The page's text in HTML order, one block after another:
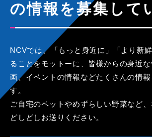
の情報を募集して
NCVでは、「もっと身近に」「より新
ることをモットーに、皆様からの身近
画、イベントの情報などたくさんの情
す。
ご自宅のペットやめずらしい野菜など、
どしどしお送りください。